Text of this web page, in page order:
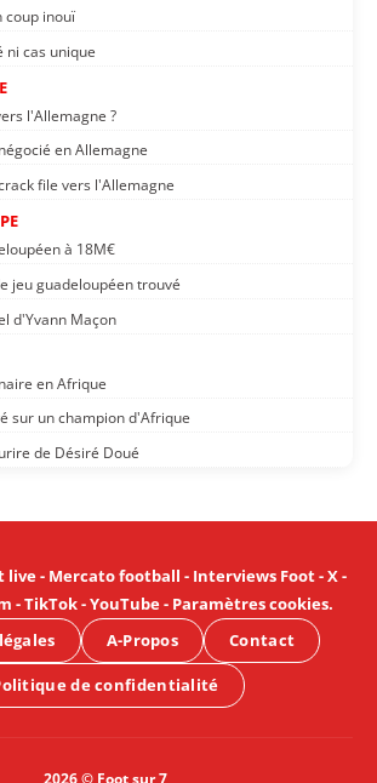
coup inouï
ni cas unique
l'Allemagne ?
en Allemagne
file vers l'Allemagne
à 18M€
jeu guadeloupéen trouvé
d'Yvann Maçon
en Afrique
sur un champion d'Afrique
de Désiré Doué
live- Mercato football - Interviews Foot-X-
-TikTok-YouTube- Paramètres cookies.
A-Propos Contact
de confidentialité